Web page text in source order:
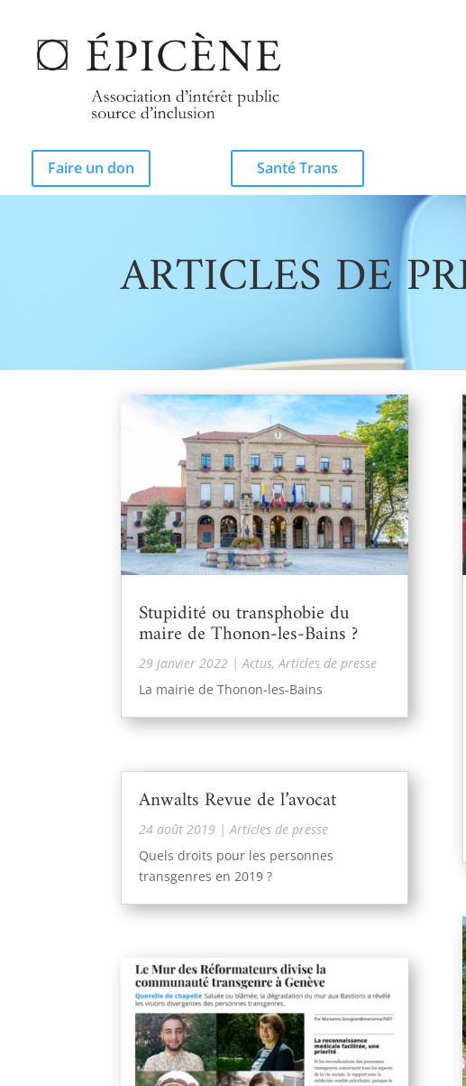
Faire un don Santé Trans
ARTICLES DE
Stupidité ou transphobie du
maire de Thonon-les-Bains ?
29 janvier 2022 |Actus,Articles de presse
La mairie de Thonon-les-Bains
Anwalts Revue de l’avocat
24 août 2019 |Articles de presse
Quels droits pour les personnes
transgenres en 2019 ?